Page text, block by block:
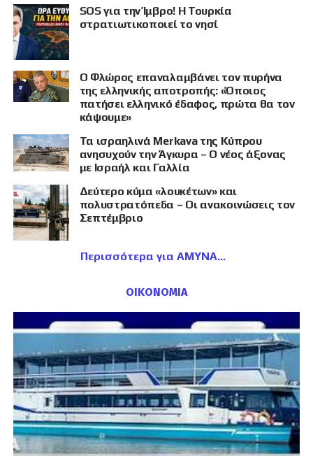
SOS για την Ίμβρο! Η Τουρκία
στρατιωτικοποιεί το νησί
Ο Φλώρος επαναλαμβάνει τον πυρήνα
της ελληνικής αποτροπής: «Όποιος
πατήσει ελληνικό έδαφος, πρώτα θα τον
κάψουμε»
Τα ισραηλινά Merkava της Κύπρου
ανησυχούν την Άγκυρα – Ο νέος άξονας
με Ισραήλ και Γαλλία
Δεύτερο κύμα «λουκέτων» και
πολυστρατόπεδα – Οι ανακοινώσεις τον
Σεπτέμβριο
Περισσότερα για ΑΜΥΝΑ
ΟΙΚΟΝΟΜΙΑ